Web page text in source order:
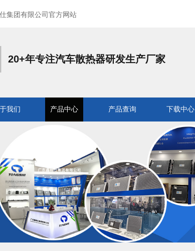
集团有限公司官方网站
20+年专注汽车散热器研发生产厂家
我们 产品中心 产品查询 下载中心